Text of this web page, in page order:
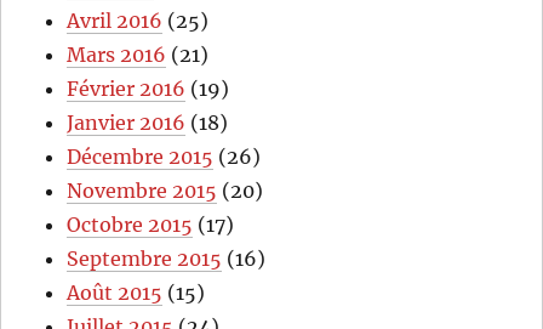
Avril 2016 (25)
Mars 2016 (21)
Février 2016 (19)
Janvier 2016 (18)
Décembre 2015 (26)
Novembre 2015 (20)
Octobre 2015 (17)
Septembre 2015 (16)
Août 2015 (15)